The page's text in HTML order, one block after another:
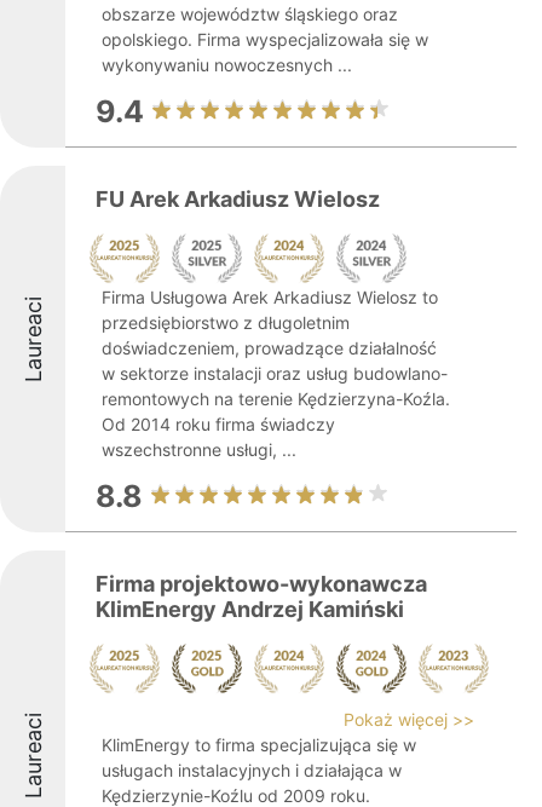
obszarze województw śląskiego oraz
opolskiego. Firma wyspecjalizowała się w
wykonywaniu nowoczesnych ...
9.4
Laureaci
FU Arek Arkadiusz Wielosz
Firma Usługowa Arek Arkadiusz Wielosz to
przedsiębiorstwo z długoletnim
doświadczeniem, prowadzące działalność
w sektorze instalacji oraz usług budowlano-
remontowych na terenie Kędzierzyna-Koźla.
Od 2014 roku firma świadczy
wszechstronne usługi, ...
8.8
Laureaci
Firma projektowo-wykonawcza
KlimEnergy Andrzej Kamiński
Pokaż więcej >>
KlimEnergy to firma specjalizująca się w
usługach instalacyjnych i działająca w
Kędzierzynie-Koźlu od 2009 roku.